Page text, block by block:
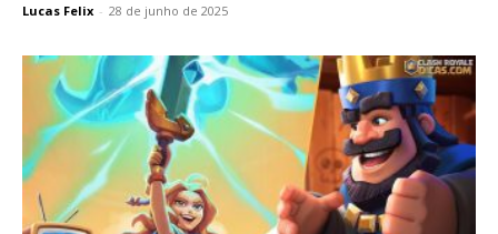
Lucas Felix - 28 de junho de 2025